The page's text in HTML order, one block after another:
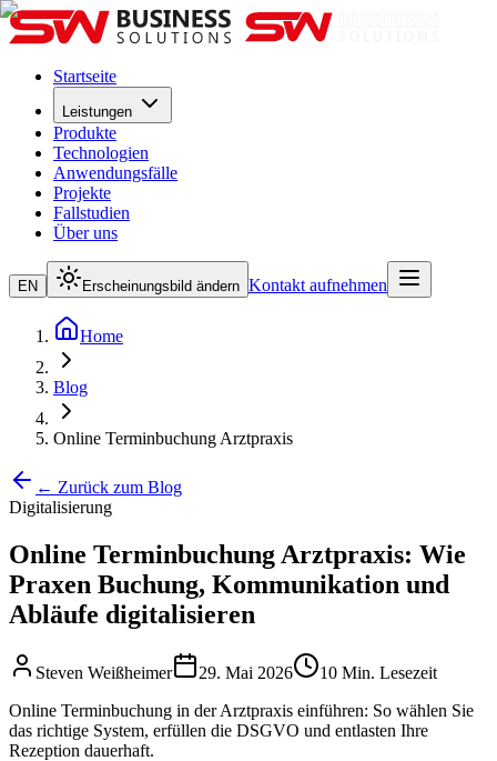
Startseite
Leistungen
Produkte
Technologien
Anwendungsfälle
Projekte
Fallstudien
Über uns
EN Erscheinungsbild ändern Kontakt aufnehmen
Home
Blog
Online Terminbuchung Arztpraxis
← Zurück zum Blog
Digitalisierung
Online Terminbuchung Arztpraxis: Wie
Praxen Buchung, Kommunikation und
Abläufe digitalisieren
Steven Weißheimer 29. Mai 2026
10 Min. Lesezeit
Online Terminbuchung in der Arztpraxis einführen: So wählen Sie
das richtige System, erfüllen die DSGVO und entlasten Ihre
Rezeption dauerhaft.